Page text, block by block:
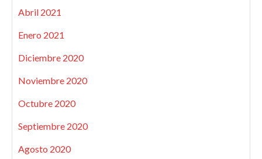
Abril 2021
Enero 2021
Diciembre 2020
Noviembre 2020
Octubre 2020
Septiembre 2020
Agosto 2020